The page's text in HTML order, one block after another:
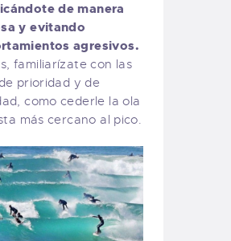
de manera
y evitando
agresivos.
familiarízate con las
prioridad y de
como cederle la ola
más cercano al pico.